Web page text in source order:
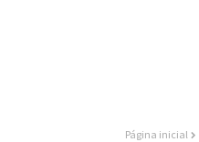
Página inicial